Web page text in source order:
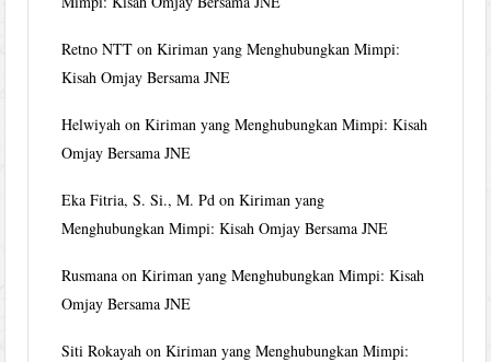
Retno NTT onKiriman yang Menghubungkan Mimpi:
Kisah Omjay Bersama JNE
Helwiyah onKiriman yang Menghubungkan Mimpi: Kisah
Omjay Bersama JNE
Eka Fitria, S. Si., M. Pd onKiriman yang
Menghubungkan Mimpi: Kisah Omjay Bersama JNE
Rusmana onKiriman yang Menghubungkan Mimpi: Kisah
Omjay Bersama JNE
Siti Rokayah onKiriman yang Menghubungkan Mimpi: